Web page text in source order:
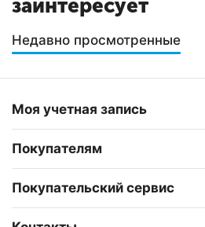
заинтересует
Недавно просмотренные
Моя учетная запись
Покупателям
Покупательский сервис